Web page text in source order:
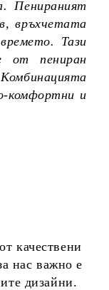
Пенираният
връхчетата
Тази
от пениран
комфортни и
качествени
нас важно е
дизайни.